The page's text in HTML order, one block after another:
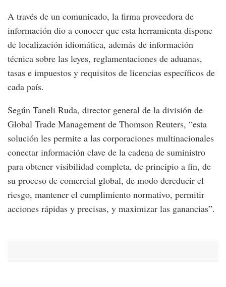
A través de un comunicado, la firma proveedora de
información dio a conocer que esta herramienta dispone
de localización idiomática, además de información
técnica sobre las leyes, reglamentaciones de aduanas,
tasas e impuestos y requisitos de licencias específicos de
cada país.
Según Taneli Ruda, director general de la división de
Global Trade Management de Thomson Reuters, “esta
solución les permite a las corporaciones multinacionales
conectar información clave de la cadena de suministro
para obtener visibilidad completa, de principio a fin, de
su proceso de comercial global, de modo dereducir el
riesgo, mantener el cumplimiento normativo, permitir
acciones rápidas y precisas, y maximizar las ganancias”.